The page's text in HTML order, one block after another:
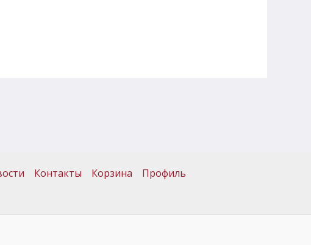
Контакты Корзина Профиль